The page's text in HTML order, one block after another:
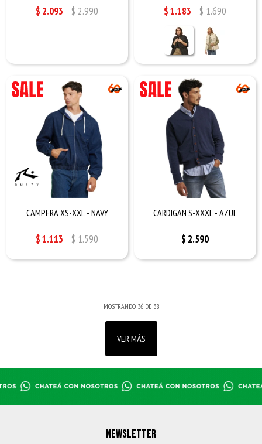
$ 2.093 $2.990 $1.183 $1.690
CAMPERA XS-XXL - NAVY
$1.113 $1.590
CARDIGAN S-XXXL - AZUL
$ 2.590
MOSTRANDO 36DE 38
VER MÁS
NEWSLETTER